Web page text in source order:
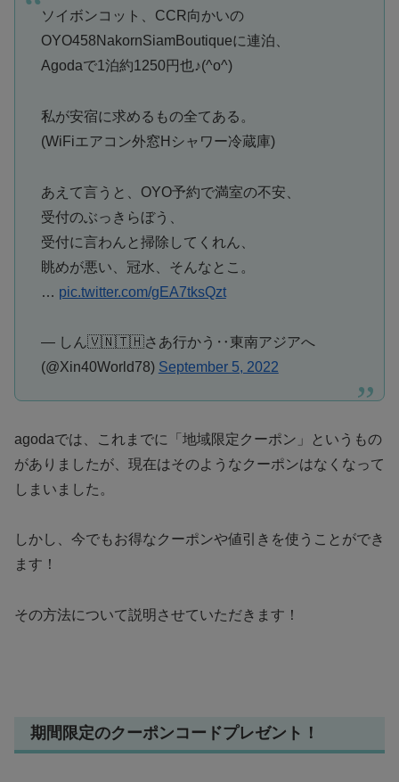
ソイボンコット、CCR向かいの
OYO458NakornSiamBoutiqueに連泊、
Agodaで1泊約1250円也♪(^o^)
私が安宿に求めるもの全てある。
(WiFiエアコン外窓Hシャワー冷蔵庫)
あえて言うと、OYO予約で満室の不安、
受付のぶっきらぼう、
受付に言わんと掃除してくれん、
眺めが悪い、冠水、そんなとこ。
… pic.twitter.com/gEA7tksQzt
— しん🇻🇳🇹🇭さあ行かう‥東南アジアへ
(@Xin40World78) September 5, 2022
agodaでは、これまでに「地域限定クーポン」というもの
がありましたが、現在はそのようなクーポンはなくなって
しまいました。
しかし、今でもお得なクーポンや値引きを使うことができ
ます！
その方法について説明させていただきます！
期間限定のクーポンコードプレゼント！